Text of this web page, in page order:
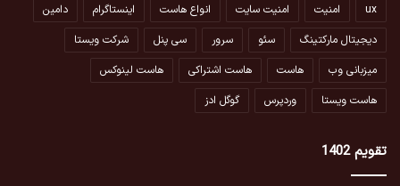
ux امنیت امنیت سایت انواع هاست اینستاگرام
دامین
دیجیتال مارکتینگ
سئو سرور سی پنل
شرکت ویستا
میزبانی وب
هاست هاست اشتراکی
هاست لینوکس
هاست ویستا
وردپرس گوگل ادز
تقویم 1402